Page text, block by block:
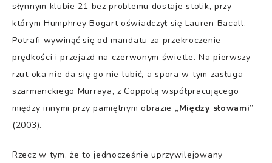
słynnym klubie 21 bez problemu dostaje stolik, przy
którym Humphrey Bogart oświadczył się Lauren Bacall.
Potrafi wywinąć się od mandatu za przekroczenie
prędkości i przejazd na czerwonym świetle. Na pierwszy
rzut oka nie da się go nie lubić, a spora w tym zasługa
szarmanckiego Murraya, z Coppolą współpracującego
między innymi przy pamiętnym obrazie „Między słowami”
(2003).
Rzecz w tym, że to jednocześnie uprzywilejowany